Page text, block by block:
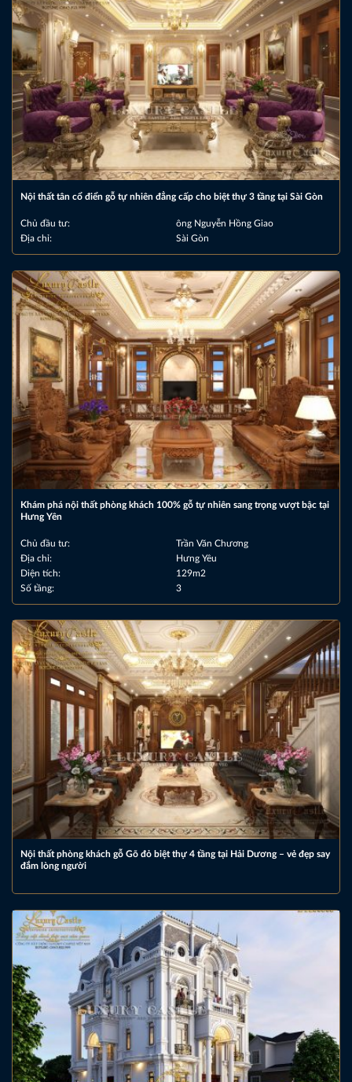
Nội thất tân cổ điển gỗ tự nhiên đẳng cấp cho biệt thự 3 tầng tại Sài Gòn
Chủ đầu tư:
ông Nguyễn Hồng Giao
Địa chỉ:
Sài Gòn
Khám phá nội thất phòng khách 100% gỗ tự nhiên sang trọng vượt bậc tại
Hưng Yên
Chủ đầu tư:
Trần Văn Chương
Địa chỉ:
Hưng Yêu
Diện tích:
129m2
Số tầng:
3
Nội thất phòng khách gỗ Gõ đỏ biệt thự 4 tầng tại Hải Dương – vẻ đẹp say
đắm lòng người